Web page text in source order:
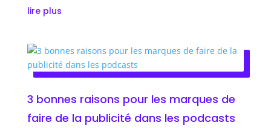
lire plus
3 bonnes raisons pour les marques de
faire de la publicité dans les podcasts